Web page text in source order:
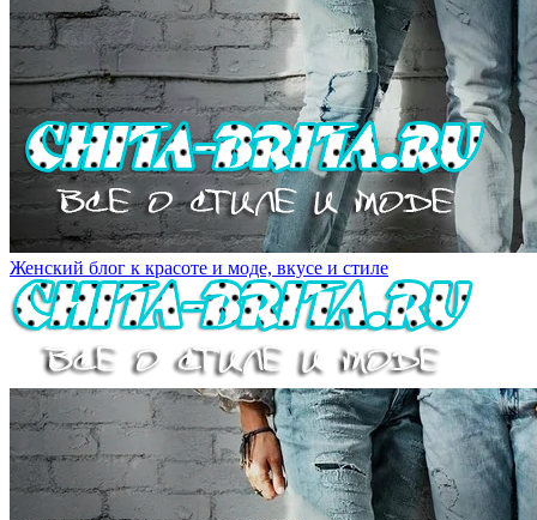
Женский блог к красоте и моде, вкусе и стиле